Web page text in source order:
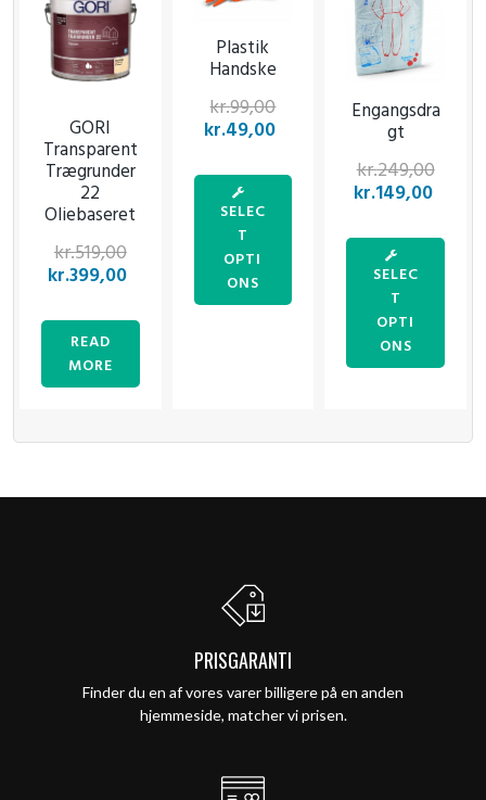
GORI
Transparent
Trægrunder
22
Oliebaseret
kr.519,00
kr.399,00
READ
MORE
Plastik
Handske
kr.99,00
kr.49,00
SELEC
T
OPTI
ONS
Engangsdra
gt
kr.249,00
kr.149,00
SELEC
T
OPTI
ONS
PRISGARANTI
Finder du en af vores varer billigere på en anden
hjemmeside, matcher vi prisen.